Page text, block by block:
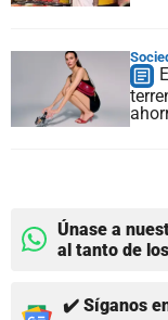
Únase a
al tanto de
✔️ Síganos